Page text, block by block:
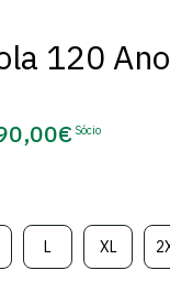
120
Sócio
LVariante
Esgotada
XLVariante